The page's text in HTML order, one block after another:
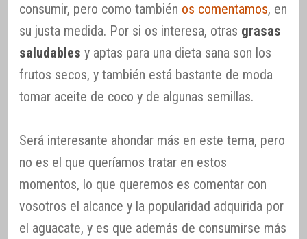
consumir, pero como también os comentamos, en
su justa medida. Por si os interesa, otras grasas
saludables y aptas para una dieta sana son los
frutos secos, y también está bastante de moda
tomar aceite de coco y de algunas semillas.
Será interesante ahondar más en este tema, pero
no es el que queríamos tratar en estos
momentos, lo que queremos es comentar con
vosotros el alcance y la popularidad adquirida por
el aguacate, y es que además de consumirse más